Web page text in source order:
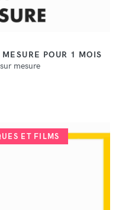
POUR 1 MOIS
mesure
ET FILMS